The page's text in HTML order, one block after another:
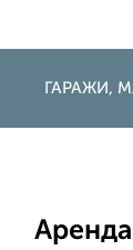
ГАРАЖИ,